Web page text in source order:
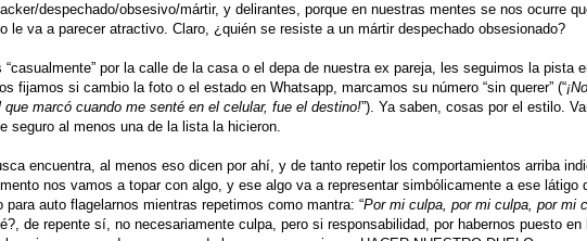
despechado/obsesivo/mártir, y delirantes, porque en nuestras mentes se nos ocurre
le va a parecer atractivo. Claro, ¿quién se resiste a un mártir despechado obsesionado?
“casualmente” por la calle de la casa o el depa de nuestra ex pareja, les seguimos la pista
fijamos si cambio la foto o el estado en Whatsapp, marcamos su número “sin querer” (“
que marcó cuando me senté en el celular, fue el destino!”). Ya saben, cosas por el estilo.
seguro al menos una de la lista la hicieron.
encuentra, al menos eso dicen por ahí, y de tanto repetir los comportamientos arriba
nos vamos a topar con algo, y ese algo va a representar simbólicamente a ese látigo
para auto flagelarnos mientras repetimos como mantra: “Por mi culpa, por mi culpa, por mi
de repente sí, no necesariamente culpa, pero si responsabilidad, por habernos puesto en